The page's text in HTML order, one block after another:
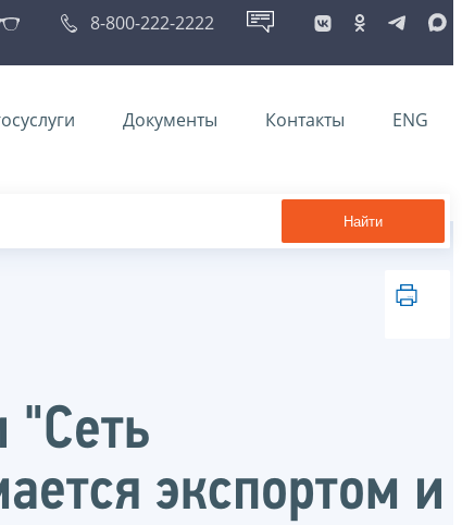
8-800-222-2222
Документы Контакты ENG
Найти
"Сеть
экспортом и